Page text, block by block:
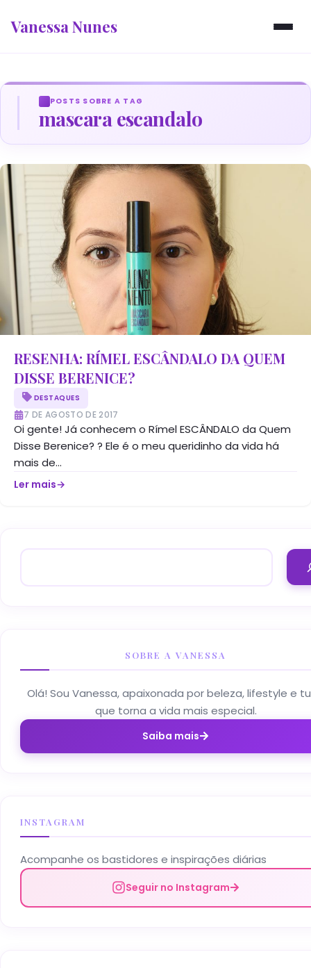
Vanessa Nunes
POSTS SOBRE A TAG
mascara escandalo
RESENHA: RÍMEL ESCÂNDALO DA QUEM
DISSE BERENICE?
DESTAQUES
7 DE AGOSTO DE 2017
Oi gente! Já conhecem o Rímel ESCÂNDALO da Quem
Disse Berenice? ? Ele é o meu queridinho da vida há
mais de...
Ler mais→
SOBRE A VANESSA
Olá! Sou Vanessa, apaixonada por beleza, lifestyle e
que torna a vida mais especial.
Saiba mais
INSTAGRAM
Acompanhe os bastidores e inspirações diárias
Seguir no Instagram